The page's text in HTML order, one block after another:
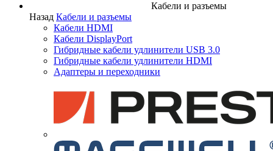
Кабели и разъемы
Назад Кабели и разъемы
Кабели HDMI
Кабели DisplayPort
Гибридные кабели удлинители USB 3.0
Гибридные кабели удлинители HDMI
Адаптеры и переходники